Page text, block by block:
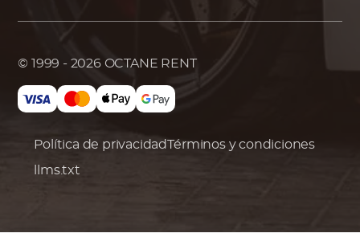
© 1999 - 2026 OCTANE RENT
Política de privacidadTérminos y condiciones
llms.txt